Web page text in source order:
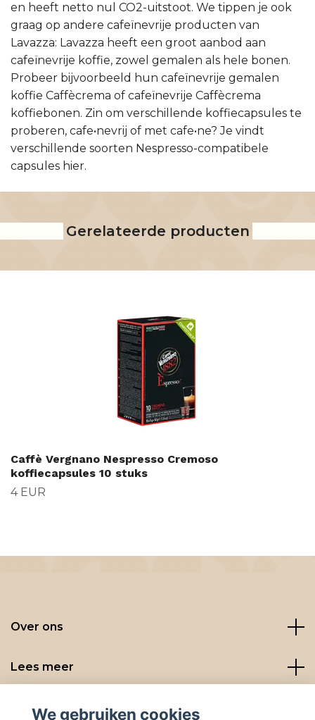
en heeft netto nul CO2-uitstoot. We tippen je ook
graag op andere cafeïnevrije producten van
Lavazza: Lavazza heeft een groot aanbod aan
cafeïnevrije koffie, zowel gemalen als hele bonen.
Probeer bijvoorbeeld hun cafeïnevrije gemalen
koffie Caffècrema of cafeïnevrije Caffècrema
koffiebonen. Zin om verschillende koffiecapsules te
proberen, cafe•nevrij of met cafe•ne? Je vindt
verschillende soorten Nespresso-compatibele
capsules hier.
Gerelateerde producten
Caffè Vergnano Nespresso Cremoso
koffiecapsules 10 stuks
4 EUR
Over ons
Lees meer
Social media
We gebruiken cookies